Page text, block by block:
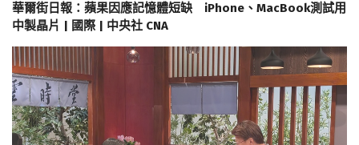
華爾街日報：蘋果因應記憶體短缺 iPhone、MacBook測試用
中製晶片 | 國際 | 中央社 CNA